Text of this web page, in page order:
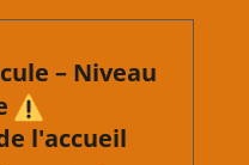
– Niveau
l'accueil